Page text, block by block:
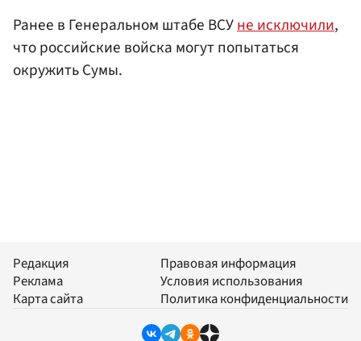
Ранее в Генеральном штабе ВСУне исключили,
что российские войска могут попытаться
окружить Сумы.
Редакция
Реклама
Карта сайта
Правовая информация
Условия использования
Политика конфиденциальности